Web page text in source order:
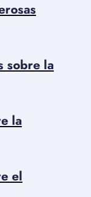
sobre la
la
el